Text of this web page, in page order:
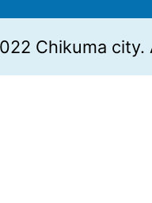
Chikuma city.